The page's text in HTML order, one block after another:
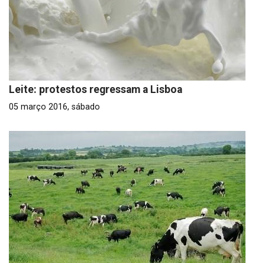
Leite: protestos regressam a Lisboa
05 março 2016, sábado